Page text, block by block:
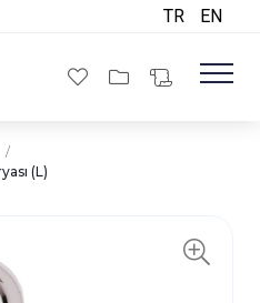
TR EN
/
(L)